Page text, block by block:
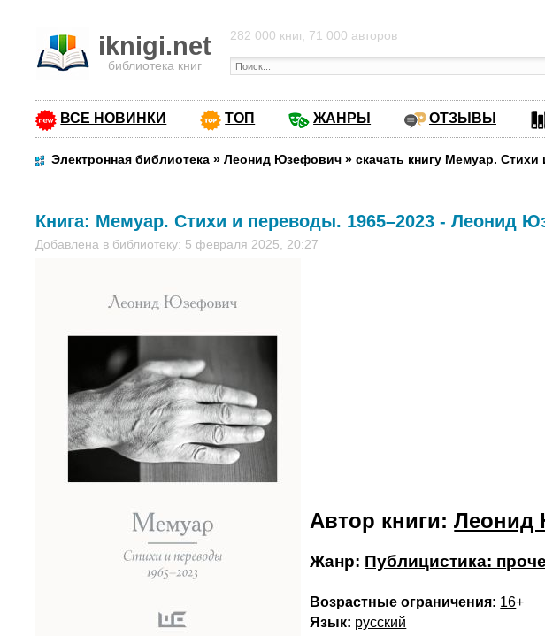
iknigi.net
библиотека книг
282 000 книг, 71 000 авторов
ВСЕ НОВИНКИ ТОП ЖАНРЫ ОТЗЫВЫ
Электронная библиотека »Леонид Юзефович »скачать книгу Мемуар.
Книга: Мемуар. Стихи и переводы. 1965–2023 -Леонид
Добавлена в библиотеку: 5 февраля 2025, 20:27
Автор книги:Леонид
Жанр: Публицистика:
Возрастные ограничения: 16+
Язык: русский